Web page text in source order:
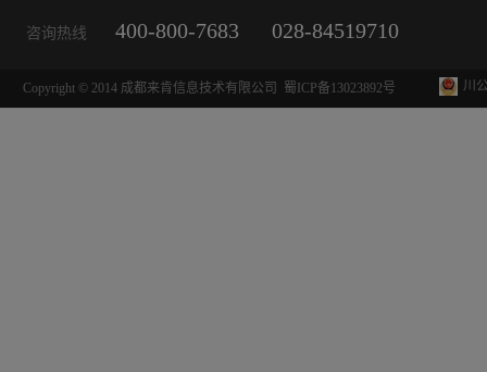
咨询热线 400-800-7683 028-84519710
Copyright © 2014 成都来肯信息技术有限公司 蜀ICP备13023892号 川